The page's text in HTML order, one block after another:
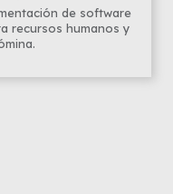
de software
recursos humanos y